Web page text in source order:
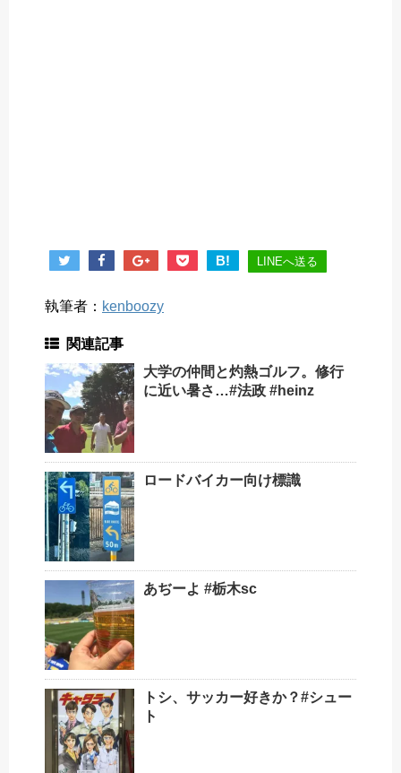
B! LINEへ送る
執筆者： kenboozy
関連記事
大学の仲間と灼熱ゴルフ。修行
に近い暑さ…#法政 #heinz
ロードバイカー向け標識
あぢーよ #栃木sc
トシ、サッカー好きか？#シュー
ト